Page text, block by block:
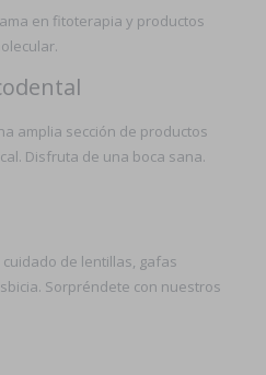
en fitoterapia y productos
amplia sección de productos
Disfruta de una boca sana.
de lentillas, gafas
Sorpréndete con nuestros